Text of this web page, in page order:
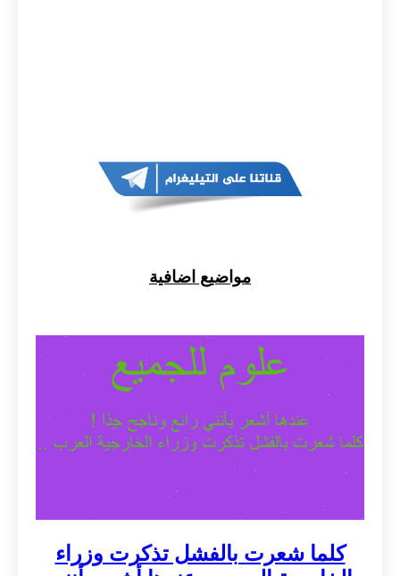
مواضيع اضافية
كلما شعرت بالفشل تذكرت وزراء